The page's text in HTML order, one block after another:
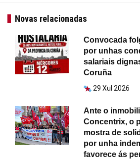
Novas relacionadas
Convocada
por unhas
salariais
Coruña
29 Xul 2026
Ante o
Concentrix, o
mostra de
por unha
favorece ás